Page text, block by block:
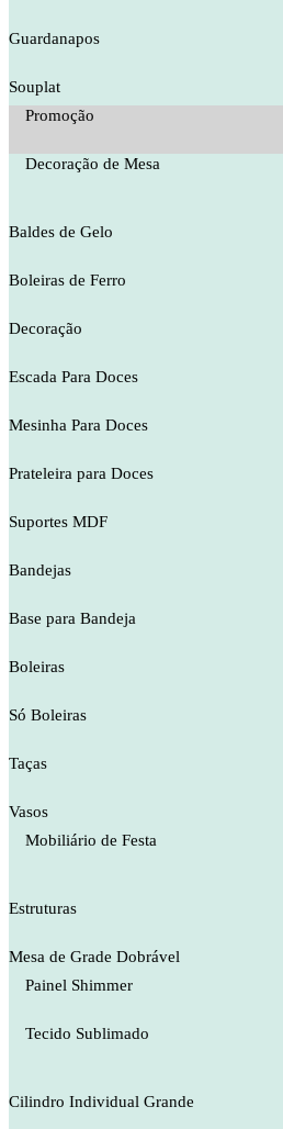
Guardanapos
Souplat
Promoção
Decoração de Mesa
Baldes de Gelo
Boleiras de Ferro
Decoração
Escada Para Doces
Mesinha Para Doces
Prateleira para Doces
Suportes MDF
Bandejas
Base para Bandeja
Boleiras
Só Boleiras
Taças
Vasos
Mobiliário de Festa
Estruturas
Mesa de Grade Dobrável
Painel Shimmer
Tecido Sublimado
Cilindro Individual Grande